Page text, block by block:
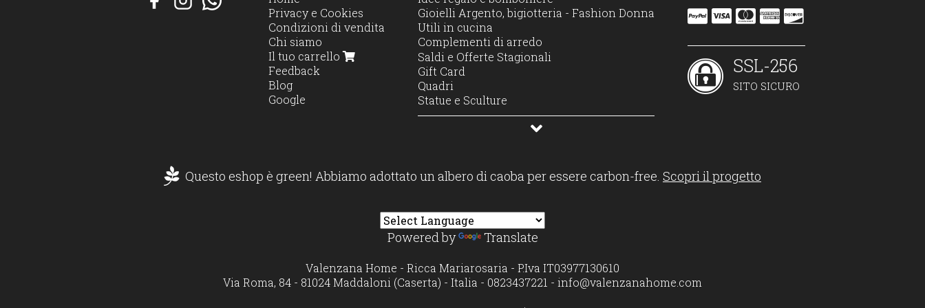
Privacy e Cookies
Condizioni di vendita
Chi siamo
Il tuo carrello
Feedback
Blog
Google
Gioielli Argento, bigiotteria - Fashion Donna
Utili in cucina
Complementi di arredo
Decorazione e Stile
Illuminazione e profumo
Accessori casa
Moda casa
Saldi e Offerte Stagionali
Gift Card
Quadri
Statue e Sculture
Profumatori diffusori e candele
SSL-256
SITO SICURO
Questo eshop è green! Abbiamo adottato un albero di caoba per essere carbon-free. Scopri il progetto
Powered by Translate
Valenzana Home - Ricca Mariarosaria - P.Iva IT03977130610
Via Roma, 84 - 81024 Maddaloni (Caserta) - Italia - 0823437221 - info@valenzanahome.com